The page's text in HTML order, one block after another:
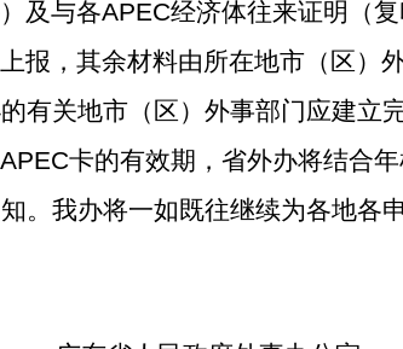
及与各APEC经济体往来证明（
报，其余材料由所在地市（区）
有关地市（区）外事部门应建立
卡的有效期，省外办将结合
。我办将一如既往继续为各地各